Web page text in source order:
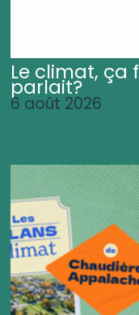
Le climat, ça
parlait?
6 août 2026